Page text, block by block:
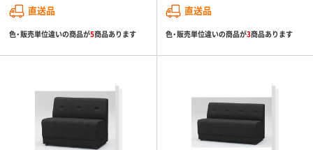
直送品
色・販売単位違いの商品が5商品あります
直送品
色・販売単位違いの商品が3商品あります